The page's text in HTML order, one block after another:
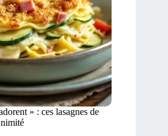
» : ces lasagnes de